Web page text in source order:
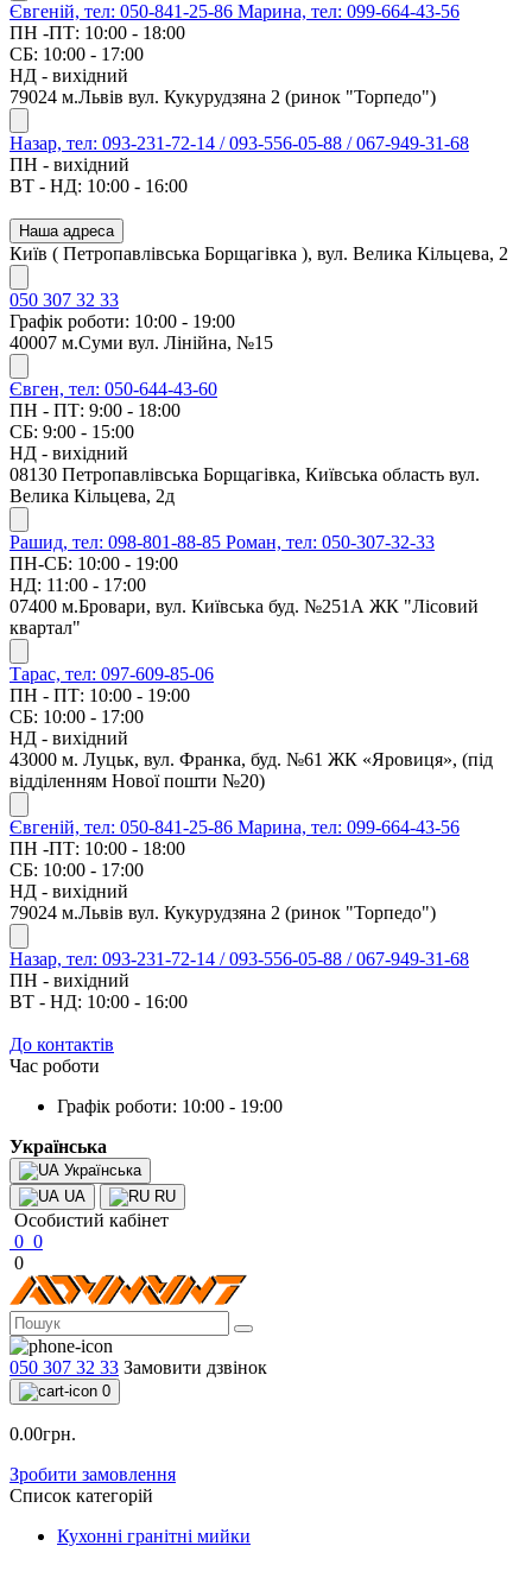
Євгеній, тел: 050-841-25-86 Марина, тел: 099-664-43-56
ПН -ПТ: 10:00 - 18:00
СБ: 10:00 - 17:00
НД - вихідний
79024 м.Львів вул. Кукурудзяна 2 (ринок "Торпедо")
Назар, тел: 093-231-72-14 / 093-556-05-88 / 067-949-31-68
ПН - вихідний
ВТ - НД: 10:00 - 16:00
Наша адреса
Київ ( Петропавлівська Борщагівка ), вул. Велика Кільцева, 2
050 307 32 33
Графік роботи: 10:00 - 19:00
40007 м.Суми вул. Лінійна, №15
Євген, тел: 050-644-43-60
ПН - ПТ: 9:00 - 18:00
СБ: 9:00 - 15:00
НД - вихідний
08130 Петропавлівська Борщагівка, Київська область вул.
Велика Кільцева, 2д
Рашид, тел: 098-801-88-85 Роман, тел: 050-307-32-33
ПН-СБ: 10:00 - 19:00
НД: 11:00 - 17:00
07400 м.Бровари, вул. Київська буд. №251А ЖК "Лісовий
квартал"
Тарас, тел: 097-609-85-06
ПН - ПТ: 10:00 - 19:00
СБ: 10:00 - 17:00
НД - вихідний
43000 м. Луцьк, вул. Франка, буд. №61 ЖК «Яровиця», (під
відділенням Нової пошти №20)
Євгеній, тел: 050-841-25-86 Марина, тел: 099-664-43-56
ПН -ПТ: 10:00 - 18:00
СБ: 10:00 - 17:00
НД - вихідний
79024 м.Львів вул. Кукурудзяна 2 (ринок "Торпедо")
Назар, тел: 093-231-72-14 / 093-556-05-88 / 067-949-31-68
ПН - вихідний
ВТ - НД: 10:00 - 16:00
До контактів
Час роботи
Графік роботи: 10:00 - 19:00
Українська
Українська
UA
RU
Особистий кабінет
0 0
0
050 307 32 33 Замовити дзвінок
0
0.00грн.
Зробити замовлення
Список категорій
Кухонні гранітні мийки